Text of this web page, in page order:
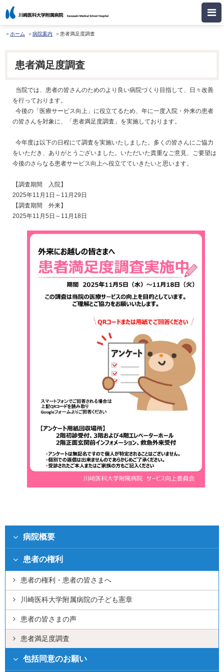
ホーム 病院案内 患者満足度調査
患者満足度調査
当院では、患者の皆さんのためのより良い病院づくり目指して、日々改善
を行っております。
今後の「医療サービス向上」に役立てるため、年に一度入院・外来の患者
の皆さんを対象に、「患者満足度調査」を実施しております。
今年度は以下の日程にて調査を実施いたしました。多くの皆さんにご協力
をいただき、ありがとうございました。いただいた貴重なご意見、ご要望は
今後のさらなる患者サービス向上へ役立てていきたいと思います。
【調査期間 入院】
2025年11月1日～11月29日
【調査期間 外来】
2025年11月5日～11月18日
病院概要
患者の権利
患者の権利・患者の皆さまへ
川崎医科大学附属病院の子ども憲章
患者の皆さまの声
患者満足度調査
包括同意のお願い